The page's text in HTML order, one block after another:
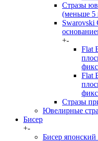
Стразы
(меньше 5
Swarovski
+-
Flat
Flat
Стразы
Ювелирные
Бисер
+-
Бисер